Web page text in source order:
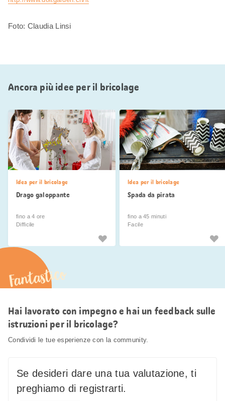
Foto: Claudia Linsi
Ancora più idee per il bricolage
Idea per il bricolage
Drago galoppante
fino a 4 ore
Difficile
Idea per il bricolage
Spada da pirata
fino a 45 minuti
Facile
Fantastico
Hai lavorato con impegno e hai un feedback sulle
istruzioni per il bricolage?
Condividi le tue esperienze con la community.
Se desideri dare una tua valutazione, ti
preghiamo di registrarti.